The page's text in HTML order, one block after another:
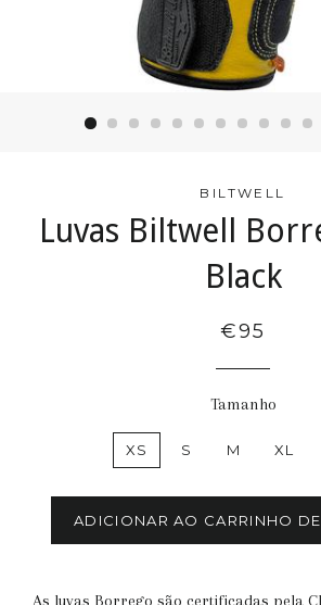
BILTWELL
Luvas Biltwell
Black
€95
Tamanho
XS S M XL
ADICIONAR AO CARRINHO
As luvas Borrego são certificadas pela